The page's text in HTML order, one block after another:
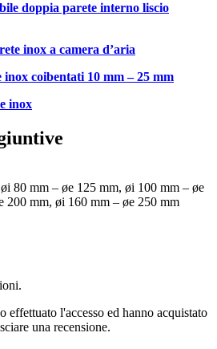
doppia parete interno liscio
inox a camera d’aria
coibentati 10 mm – 25 mm
inox
80 mm – øe 125 mm, øi 100 mm – øe
200 mm, øi 160 mm – øe 250 mm
effettuato l'accesso ed hanno acquistato
una recensione.